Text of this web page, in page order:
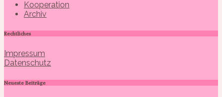
Kooperation
Archiv
Rechtliches
Impressum
Datenschutz
Neueste Beiträge